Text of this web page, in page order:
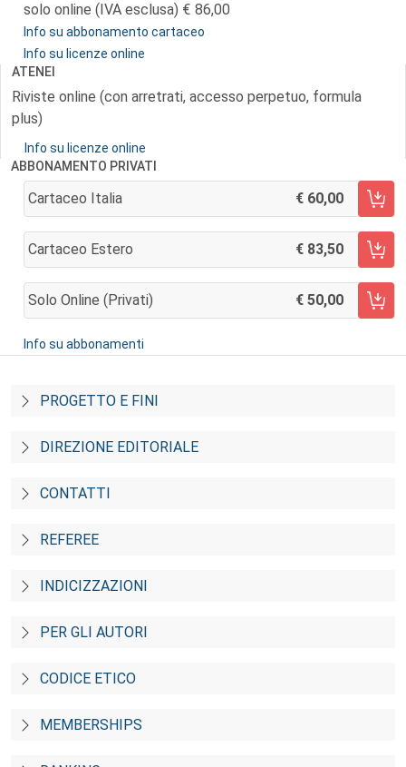
solo online (IVA esclusa)
86,00
Info su abbonamento cartaceo
Info su licenze online
ATENEI
Riviste online (con arretrati, accesso perpetuo, formula
plus)
Info su licenze online
ABBONAMENTO PRIVATI
Cartaceo Italia 60,00
AGGIUNGI AL CARRELLO
Cartaceo Estero 83,50
AGGIUNGI AL CARRELLO
Solo Online (privati) 50,00
AGGIUNGI AL CARRELLO
Info su abbonamenti
PROGETTO E FINI
DIREZIONE EDITORIALE
CONTATTI
REFEREE
INDICIZZAZIONI
PER GLI AUTORI
CODICE ETICO
MEMBERSHIPS